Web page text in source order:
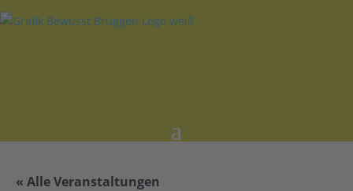
« Alle Veranstaltungen